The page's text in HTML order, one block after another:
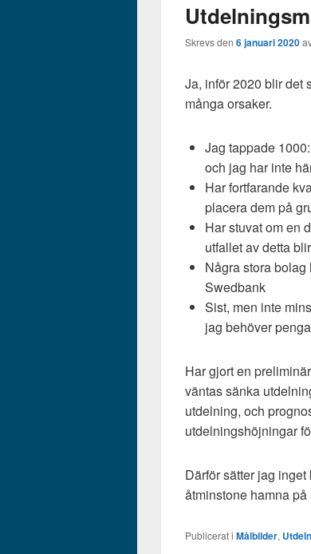
Skrevs den 6 januari 2020
Ja, inför 2020 blir det
många orsaker.
Jag tappade
och jag har inte
Har fortfarande
placera dem på
Har stuvat om en
utfallet av detta
Några stora
Swedbank
Sist, men inte
jag behöver
Har gjort en
väntas sänka
utdelning, och
utdelningshöjningar
Därför sätter jag
åtminstone hamna
Publicerat i Målbilder,